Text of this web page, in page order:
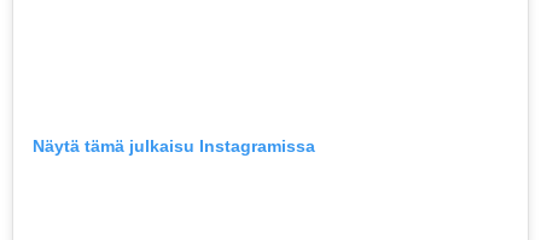
Näytä tämä julkaisu Instagramissa